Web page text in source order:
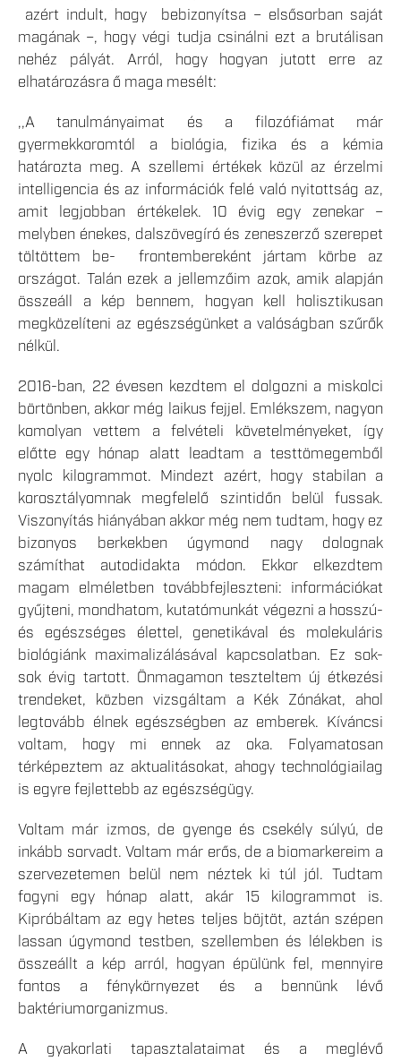
azért indult, hogy bebizonyítsa – elsősorban saját
magának –, hogy végi tudja csinálni ezt a brutálisan
nehéz pályát. Arról, hogy hogyan jutott erre az
elhatározásra ő maga mesélt:
,,A tanulmányaimat és a filozófiámat már
gyermekkoromtól a biológia, fizika és a kémia
határozta meg. A szellemi értékek közül az érzelmi
intelligencia és az információk felé való nyitottság az,
amit legjobban értékelek. 10 évig egy zenekar –
melyben énekes, dalszövegíró és zeneszerző szerepet
töltöttem be- frontembereként jártam körbe az
országot. Talán ezek a jellemzőim azok, amik alapján
összeáll a kép bennem, hogyan kell holisztikusan
megközelíteni az egészségünket a valóságban szűrők
nélkül.
2016-ban, 22 évesen kezdtem el dolgozni a miskolci
börtönben, akkor még laikus fejjel. Emlékszem, nagyon
komolyan vettem a felvételi követelményeket, így
előtte egy hónap alatt leadtam a testtömegemből
nyolc kilogrammot. Mindezt azért, hogy stabilan a
korosztályomnak megfelelő szintidőn belül fussak.
Viszonyítás hiányában akkor még nem tudtam, hogy ez
bizonyos berkekben úgymond nagy dolognak
számíthat autodidakta módon. Ekkor elkezdtem
magam elméletben továbbfejleszteni: információkat
gyűjteni, mondhatom, kutatómunkát végezni a hosszú-
és egészséges élettel, genetikával és molekuláris
biológiánk maximalizálásával kapcsolatban. Ez sok-
sok évig tartott. Önmagamon teszteltem új étkezési
trendeket, közben vizsgáltam a Kék Zónákat, ahol
legtovább élnek egészségben az emberek. Kíváncsi
voltam, hogy mi ennek az oka. Folyamatosan
térképeztem az aktualitásokat, ahogy technológiailag
is egyre fejlettebb az egészségügy.
Voltam már izmos, de gyenge és csekély súlyú, de
inkább sorvadt. Voltam már erős, de a biomarkereim a
szervezetemen belül nem néztek ki túl jól. Tudtam
fogyni egy hónap alatt, akár 15 kilogrammot is.
Kipróbáltam az egy hetes teljes böjtöt, aztán szépen
lassan úgymond testben, szellemben és lélekben is
összeállt a kép arról, hogyan épülünk fel, mennyire
fontos a fénykörnyezet és a bennünk lévő
baktériumorganizmus.
A gyakorlati tapasztalataimat és a meglévő